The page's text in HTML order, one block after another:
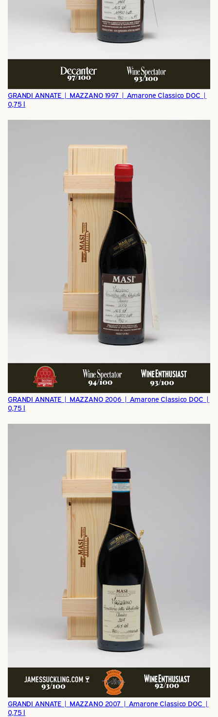
GRANDI ANNATE | MAZZANO 1997 | Amarone Classico DOC |
0,75 l
GRANDI ANNATE | MAZZANO 2006 | Amarone Classico DOC |
0,75 l
GRANDI ANNATE | MAZZANO 2007 | Amarone Classico DOC |
0,75 l